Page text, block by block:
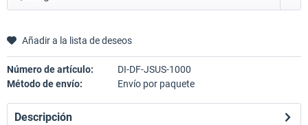
Añadir a la lista de deseos
Número de artículo:
DI-DF-JSUS-1000
Método de envío:
Envío por paquete
Descripción